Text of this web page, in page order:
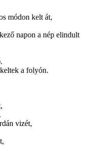
módon kelt át,
napon a nép elindult
a folyón.
vizét,